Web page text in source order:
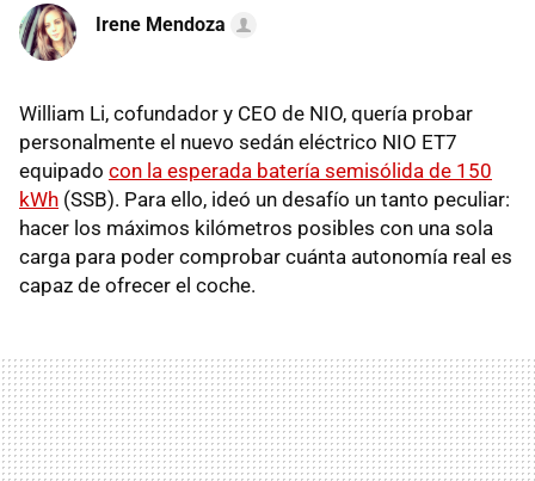
Irene Mendoza
William Li, cofundador y CEO de NIO, quería probar
personalmente el nuevo sedán eléctrico NIO ET7
equipado con la esperada batería semisólida de 150
kWh (SSB). Para ello, ideó un desafío un tanto peculiar:
hacer los máximos kilómetros posibles con una sola
carga para poder comprobar cuánta autonomía real es
capaz de ofrecer el coche.